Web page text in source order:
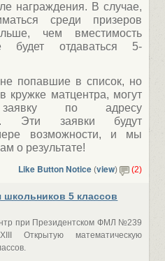
награждения. В случае,
среди призеров
чем вместимость
будет отдаваться 5-
попавшие в список, но
кружке матцентра, могут
по адресу
Эти заявки будут
возможности, и мы
о результате!
Like Button Notice (view) (2)
5 классов
при Президентском ФМЛ №239
Открытую математическую